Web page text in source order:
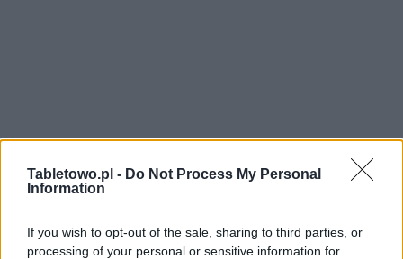
Tabletowo.pl - Do Not Process My Personal
Information
If you wish to opt-out of the sale, sharing to third parties, or
processing of your personal or sensitive information for